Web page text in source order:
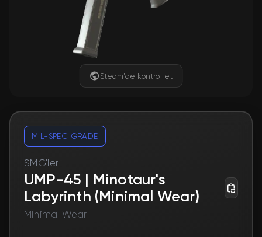
Steam'de kontrol et
MIL-SPEC GRADE
SMG'ler
UMP-45 | Minotaur's
Labyrinth (Minimal Wear)
Minimal Wear